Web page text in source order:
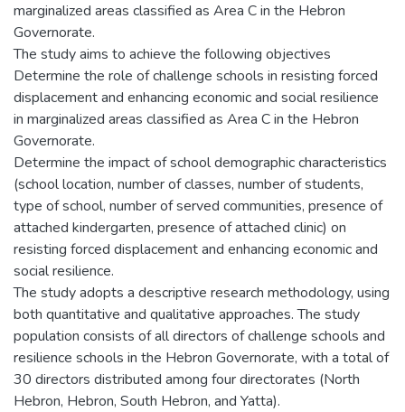
marginalized areas classified as Area C in the Hebron
Governorate.
The study aims to achieve the following objectives
Determine the role of challenge schools in resisting forced
displacement and enhancing economic and social resilience
in marginalized areas classified as Area C in the Hebron
Governorate.
Determine the impact of school demographic characteristics
(school location, number of classes, number of students,
type of school, number of served communities, presence of
attached kindergarten, presence of attached clinic) on
resisting forced displacement and enhancing economic and
social resilience.
The study adopts a descriptive research methodology, using
both quantitative and qualitative approaches. The study
population consists of all directors of challenge schools and
resilience schools in the Hebron Governorate, with a total of
30 directors distributed among four directorates (North
Hebron, Hebron, South Hebron, and Yatta).